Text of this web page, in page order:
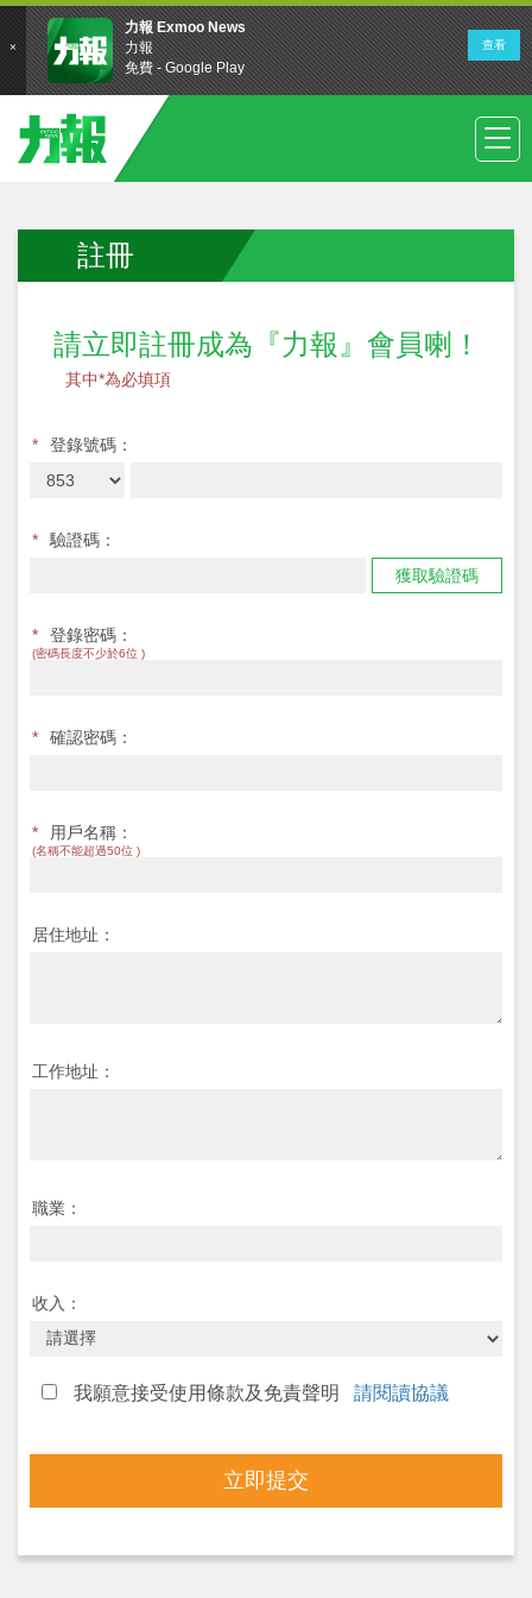
註冊
請立即註冊成為『力報』會員喇！
其中*為必填項
* 登錄號碼：
*
驗證碼：
獲取驗證碼
* 登錄密碼：
(密碼長度不少於6位 )
* 確認密碼：
* 用戶名稱：
(名稱不能超過50位 )
居住地址：
工作地址：
職業：
收入：
我願意接受使用條款及免責聲明 請閱讀協議